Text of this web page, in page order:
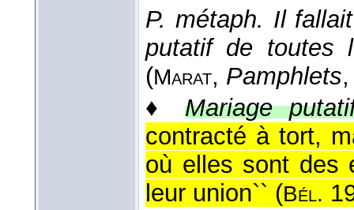
P. métaph. Il
putatif de toutes
(Marat, Pamphlets
♦ Mariage
contracté à tort,
où elles sont des
leur union`` (Bél.